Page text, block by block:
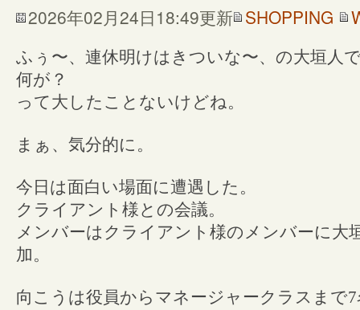
2026年02月24日18:49更新 SHOPPING
ふぅ〜、連休明けはきついな〜、の大垣人
何が？
って大したことないけどね。
まぁ、気分的に。
今日は面白い場面に遭遇した。
クライアント様との会議。
メンバーはクライアント様のメンバーに大
加。
向こうは役員からマネージャークラスまで7